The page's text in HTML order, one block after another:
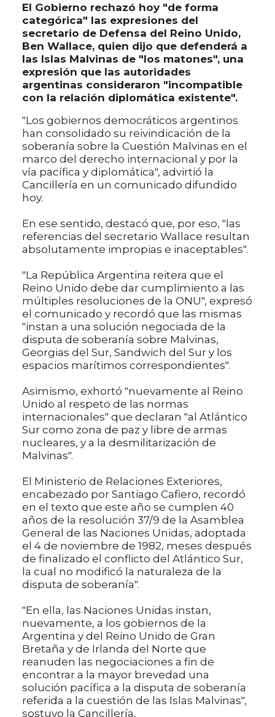
El Gobierno rechazó hoy "de forma
categórica" las expresiones del
secretario de Defensa del Reino Unido,
Ben Wallace, quien dijo que defenderá a
las Islas Malvinas de "los matones", una
expresión que las autoridades
argentinas consideraron "incompatible
con la relación diplomática existente".
"Los gobiernos democráticos argentinos
han consolidado su reivindicación de la
soberanía sobre la Cuestión Malvinas en el
marco del derecho internacional y por la
vía pacífica y diplomática", advirtió la
Cancillería en un comunicado difundido
hoy.
En ese sentido, destacó que, por eso, "las
referencias del secretario Wallace resultan
absolutamente impropias e inaceptables".
"La República Argentina reitera que el
Reino Unido debe dar cumplimiento a las
múltiples resoluciones de la ONU", expresó
el comunicado y recordó que las mismas
"instan a una solución negociada de la
disputa de soberanía sobre Malvinas,
Georgias del Sur, Sandwich del Sur y los
espacios marítimos correspondientes".
Asimismo, exhortó "nuevamente al Reino
Unido al respeto de las normas
internacionales" que declaran "al Atlántico
Sur como zona de paz y libre de armas
nucleares, y a la desmilitarización de
Malvinas".
El Ministerio de Relaciones Exteriores,
encabezado por Santiago Cafiero, recordó
en el texto que este año se cumplen 40
años de la resolución 37/9 de la Asamblea
General de las Naciones Unidas, adoptada
el 4 de noviembre de 1982, meses después
de finalizado el conflicto del Atlántico Sur,
la cual no modificó la naturaleza de la
disputa de soberanía".
"En ella, las Naciones Unidas instan,
nuevamente, a los gobiernos de la
Argentina y del Reino Unido de Gran
Bretaña y de Irlanda del Norte que
reanuden las negociaciones a fin de
encontrar a la mayor brevedad una
solución pacífica a la disputa de soberanía
referida a la cuestión de las Islas Malvinas",
sostuvo la Cancillería.